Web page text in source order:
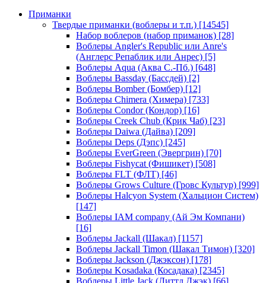
Приманки
Твердые приманки (воблеры и т.п.) [14545]
Набор воблеров (набор приманок) [28]
Воблеры Angler's Republic или Anre's
(Англерс Репаблик или Анрес) [5]
Воблеры Aqua (Аква С.-Пб.) [648]
Воблеры Bassday (Бассдей) [2]
Воблеры Bomber (Бомбер) [12]
Воблеры Chimera (Химера) [733]
Воблеры Condor (Кондор) [16]
Воблеры Creek Chub (Крик Чаб) [23]
Воблеры Daiwa (Дайва) [209]
Воблеры Deps (Дэпс) [245]
Воблеры EverGreen (Эвергрин) [70]
Воблеры Fishycat (Фишикет) [508]
Воблеры FLT (ФЛТ) [46]
Воблеры Grows Culture (Гровс Культур) [999]
Воблеры Halcyon System (Хальцион Систем)
[147]
Воблеры IAM company (Ай Эм Компани)
[16]
Воблеры Jackall (Шакал) [1157]
Воблеры Jackall Timon (Шакал Тимон) [320]
Воблеры Jackson (Джэксон) [178]
Воблеры Kosadaka (Косадака) [2345]